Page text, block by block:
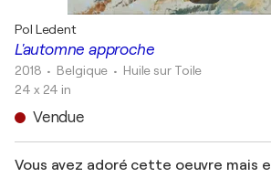
L'automne approche
Pol Ledent
2018 • Belgique • Huile sur Toile
24 x 24 in
Vendue
Vous avez adoré cette oeuvre mais